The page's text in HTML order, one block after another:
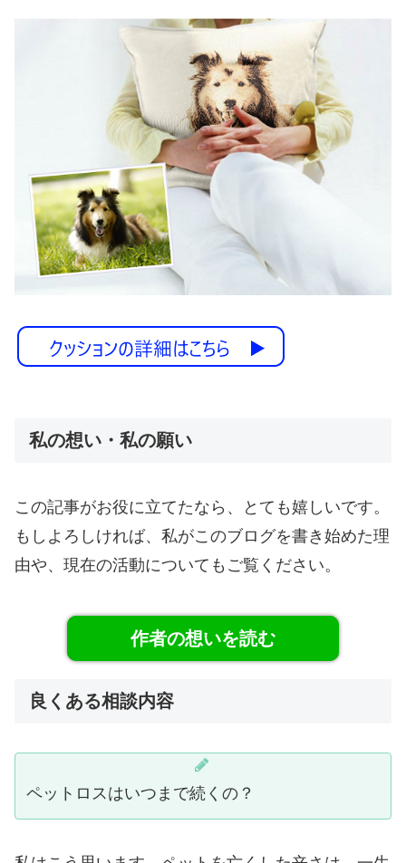
私の想い・私の願い
この記事がお役に立てたなら、とても嬉しいです。
もしよろしければ、私がこのブログを書き始めた理
由や、現在の活動についてもご覧ください。
作者の想いを読む
良くある相談内容
ペットロスはいつまで続くの？